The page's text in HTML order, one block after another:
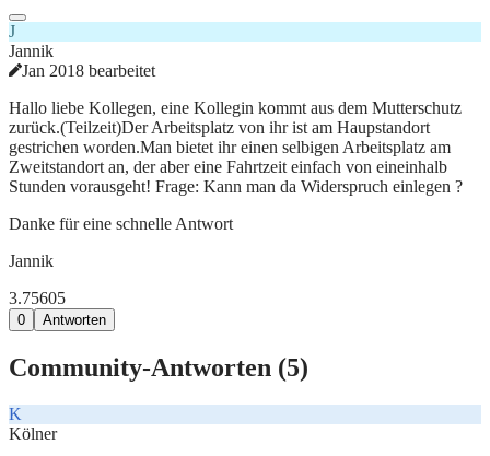
J
Jannik
Jan 2018 bearbeitet
Hallo liebe Kollegen, eine Kollegin kommt aus dem Mutterschutz
zurück.(Teilzeit)Der Arbeitsplatz von ihr ist am Haupstandort
gestrichen worden.Man bietet ihr einen selbigen Arbeitsplatz am
Zweitstandort an, der aber eine Fahrtzeit einfach von eineinhalb
Stunden vorausgeht! Frage: Kann man da Widerspruch einlegen ?
Danke für eine schnelle Antwort
Jannik
3.75605
0 Antworten
Community-Antworten (5)
K
Kölner